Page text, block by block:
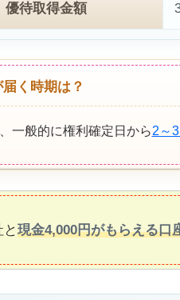
優待取得金額
く時期は？
一般的に権利確定日から2～
現金4,000円がもらえる口